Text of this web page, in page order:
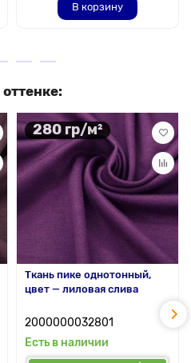
В корзину
280 гр/м²
Ткань пике однотонный,
цвет — лиловая слива
2000000032801
Есть в наличии